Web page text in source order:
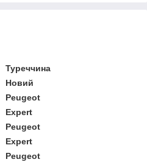
Туреччина
Новий
Peugeot
Expert
Peugeot
Expert
Peugeot